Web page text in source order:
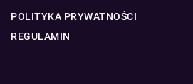
POLITYKA PRYWATNOŚCI
REGULAMIN